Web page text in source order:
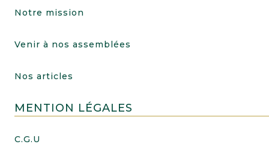
Notre mission
Venir à nos assemblées
Nos articles
MENTION LÉGALES
C.G.U